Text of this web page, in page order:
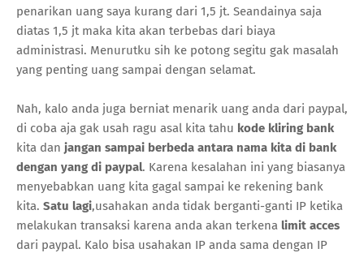
penarikan uang saya kurang dari 1,5 jt. Seandainya saja
diatas 1,5 jt maka kita akan terbebas dari biaya
administrasi. Menurutku sih ke potong segitu gak masalah
yang penting uang sampai dengan selamat.
Nah, kalo anda juga berniat menarik uang anda dari paypal,
di coba aja gak usah ragu asal kita tahu kode kliring bank
kita dan jangan sampai berbeda antara nama kita di bank
dengan yang di paypal. Karena kesalahan ini yang biasanya
menyebabkan uang kita gagal sampai ke rekening bank
kita. Satu lagi,usahakan anda tidak berganti-ganti IP ketika
melakukan transaksi karena anda akan terkena limit acces
dari paypal. Kalo bisa usahakan IP anda sama dengan IP